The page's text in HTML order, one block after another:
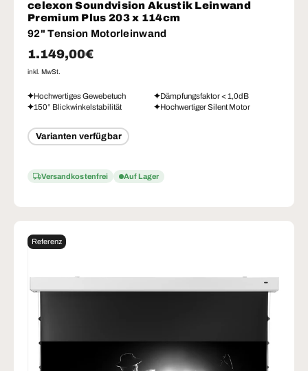
celexon Soundvision Akustik Leinwand
Premium Plus 203 x 114cm
92" Tension Motorleinwand
Normaler Preis
1.149,00€
inkl. MwSt.
Hochwertiges Gewebetuch
Dämpfungsfaktor < 1,0dB
150° Blickwinkelstabilität
Hochwertiger Silent Motor
Varianten verfügbar
Versandkostenfrei Auf Lager
Referenz